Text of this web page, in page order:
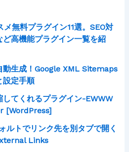
無料プラグイン11選。SEO対
高機能プラグイン一覧を紹
動生成！Google XML Sitemaps
設定手順
してくれるプラグイン-EWWW
[WordPress]
ルトでリンク先を別タブで開く
Links